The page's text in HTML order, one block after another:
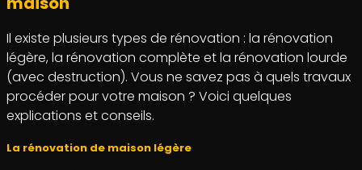
Il existe plusieurs types de rénovation : la rénovation
légère, la rénovation complète et la rénovation lourde
(avec destruction). Vous ne savez pas à quels travaux
procéder pour votre maison ? Voici quelques
explications et conseils.
La rénovation de maison légère